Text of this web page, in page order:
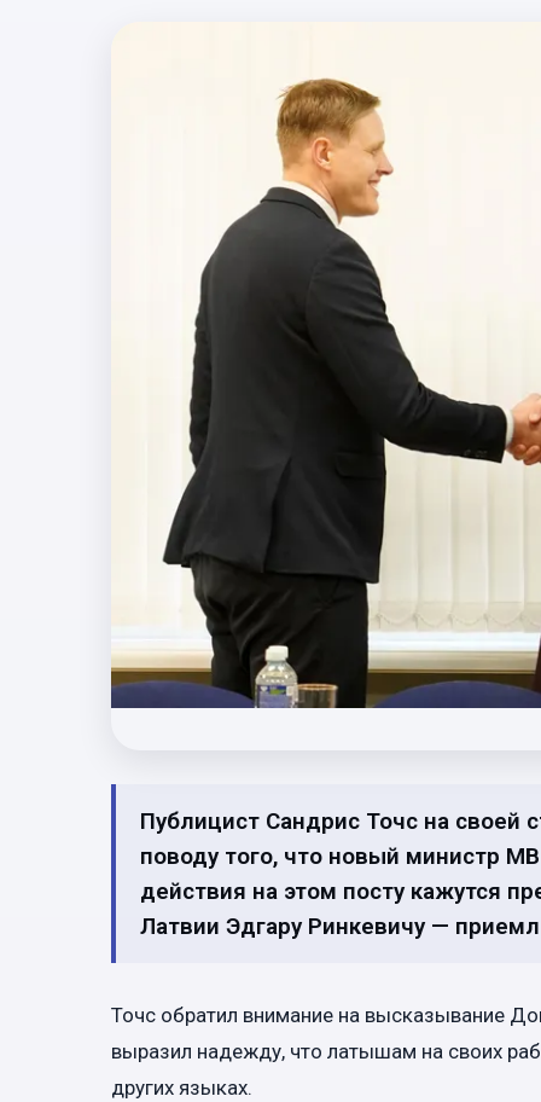
Публицист Сандрис Точс на своей
поводу того, что новый министр
действия на этом посту кажутся
Латвии Эдгару Ринкевичу —
Точс обратил внимание на высказывание
выразил надежду, что латышам на своих
других языках.